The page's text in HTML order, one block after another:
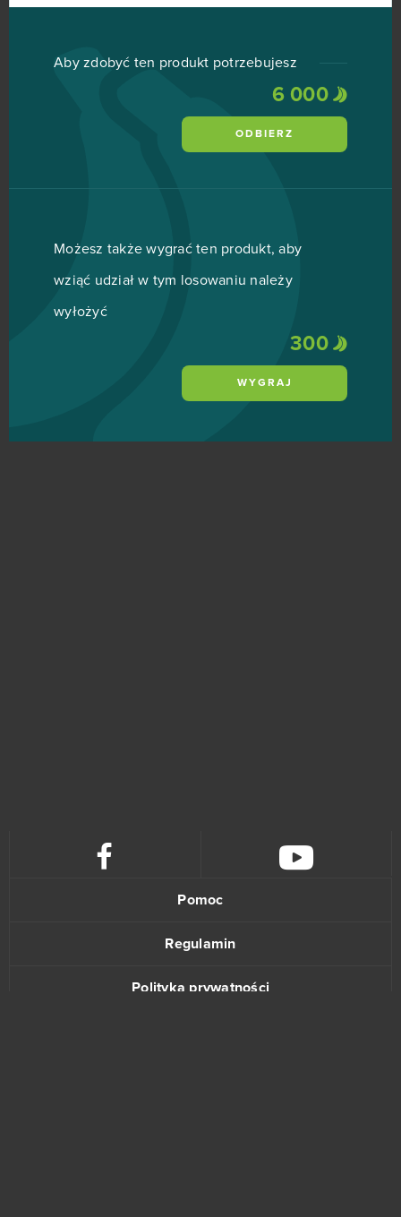
Aby zdobyć ten produkt potrzebujesz
6 000
ODBIERZ
Możesz także wygrać ten produkt, aby
wziąć udział w tym losowaniu należy
wyłożyć
300
WYGRAJ
Pomoc
Regulamin
Polityka prywatności